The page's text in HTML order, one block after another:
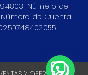
Número de
Número de Cuenta